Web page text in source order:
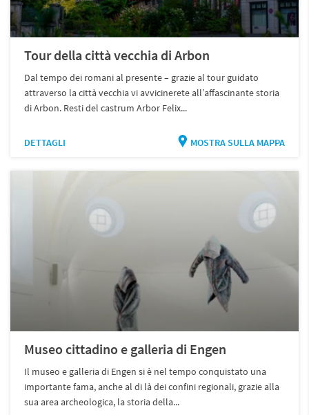
Tour della città vecchia di Arbon
Dal tempo dei romani al presente – grazie al tour guidato
attraverso la città vecchia vi avvicinerete all’affascinante storia
di Arbon. Resti del castrum Arbor Felix...
DETTAGLI MOSTRA SULLA MAPPA
Museo cittadino e galleria di Engen
Il museo e galleria di Engen si è nel tempo conquistato una
importante fama, anche al di là dei confini regionali, grazie alla
sua area archeologica, la storia della...